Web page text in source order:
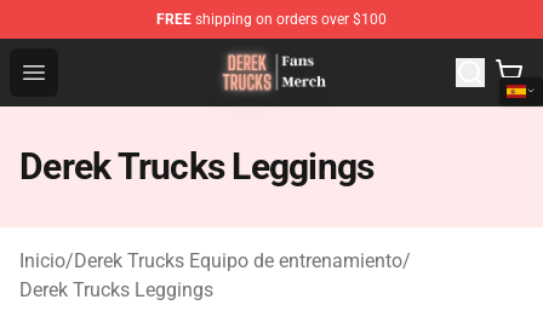
FREE shipping on orders over $100
Open menu
Derek Trucks Store - Official Derek Trucks Merchandise
Derek Trucks Leggings
Inicio/Derek Trucks Equipo de entrenamiento/
Derek Trucks Leggings